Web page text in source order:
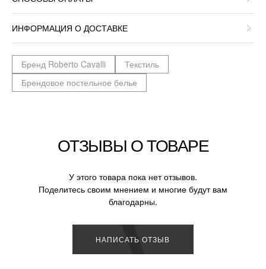
ИНФОРМАЦИЯ О ДОСТАВКЕ
Бренд Roberto Cavalli
Текстиль
Брендовое постельное белье
ОТЗЫВЫ О ТОВАРЕ
У этого товара пока нет отзывов.
Поделитесь своим мнением и многие будут вам
благодарны.
НАПИСАТЬ ОТЗЫВ